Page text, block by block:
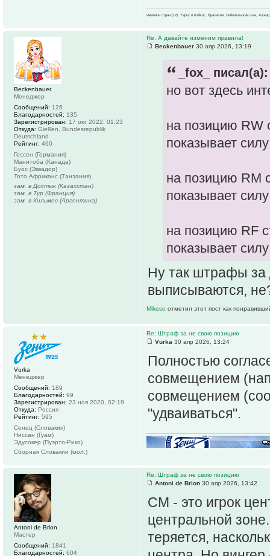
Чемпион стран (12): Теркс и Кайкос, Бразилия, Сейшельские о-ва,
Re: А давайте изменим правила!
Beckenbauer 30 апр 2026, 13:19
_fox_ писал(а):
но вот здесь
на позицию RW
показывает
на позицию RM
показывает
на позицию RF
показывает
Ну так штрафы за
выписываются,
Mikeso отметил этот пост как
Beckenbauer
Менеджер
Сообщений: 126
Благодарностей: 135
Зарегистрирован: 17 окт 2022, 01:23
Откуда: Gießen, Bundesrepublik
Deutschland
Рейтинг: 460
Гессен (Германия)
Манитоба (Канада)
Буос (Эквадор)
Тото Африканс (Танзания)
зам. в Достык (Казахстан)
зам. в Тур (Франция)
зам. в Кильмес (Аргентина)
Re: Штраф за не свою позицию
Vurka 30 апр 2026, 13:24
Полностью
совмещением
совмещением
"удваиваться".
Vurka
Менеджер
Сообщений: 189
Благодарностей: 99
Зарегистрирован: 23 ноя 2020, 02:19
Откуда: Россия
Рейтинг: 595
Сенец (Словакия)
Ниссан (Гуам)
Эдусокер (Пуэрто-Рико)
Сборная Словакии (мол.)
Re: Штраф за не свою позицию
Antoni de Brion 30 апр 2026, 13:42
СМ - это игрок
центральной
теряется,
Antoni de Brion
Мастер
Сообщений: 1841
Благодарностей: 604